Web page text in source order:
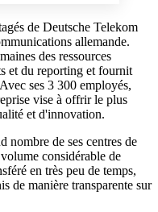
de Deutsche Telekom
allemande.
des ressources
et du reporting et fournit
ses 3 300 employés,
vise à offrir le plus
et d'innovation.
nombre de ses centres de
considérable de
en très peu de temps,
de manière transparente sur